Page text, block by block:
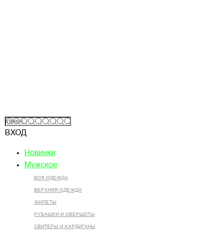
ВХОД
Новинки
Мужское
ВСЯ ОДЕЖДА
ВЕРХНЯЯ ОДЕЖДА
ЖИЛЕТЫ
РУБАШКИ И ОВЕРШОТЫ
СВИТЕРЫ И КАРДИГАНЫ